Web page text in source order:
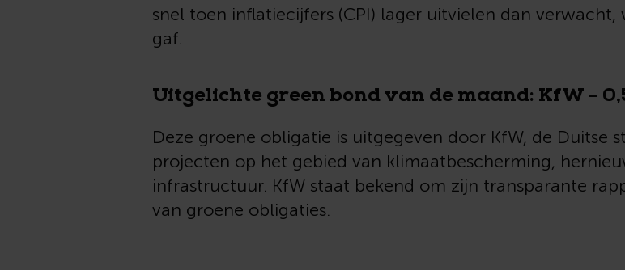
snel toen inflatiecijfers (CPI) lager uitvielen dan
gaf.
Uitgelichte green bond van de maand: KfW –
Deze groene obligatie is uitgegeven door KfW, de Duitse
projecten op het gebied van klimaatbescherming,
infrastructuur. KfW staat bekend om zijn transparante
van groene obligaties.